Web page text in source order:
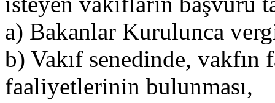
a) Bakanlar Kurulunca
b) Vakıf senedinde, vakfın
faaliyetlerinin bulunması,